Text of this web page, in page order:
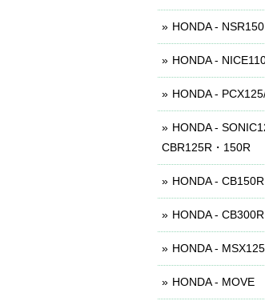
HONDA - NSR150
HONDA -
HONDA -
HONDA -
CBR125R・150R
HONDA -
HONDA - CB300R
HONDA -
HONDA - MOVE